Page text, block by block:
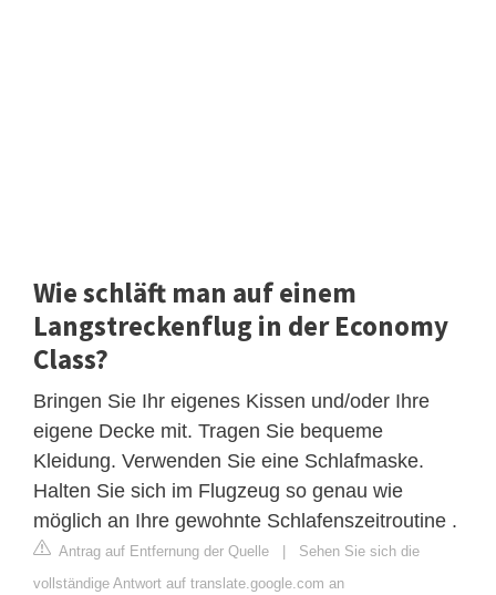
Wie schläft man auf einem
Langstreckenflug in der Economy
Class?
Bringen Sie Ihr eigenes Kissen und/oder Ihre
eigene Decke mit. Tragen Sie bequeme
Kleidung. Verwenden Sie eine Schlafmaske.
Halten Sie sich im Flugzeug so genau wie
möglich an Ihre gewohnte Schlafenszeitroutine .
Antrag auf Entfernung der Quelle
Sehen Sie sich die
vollständige Antwort auf translate.google.com an